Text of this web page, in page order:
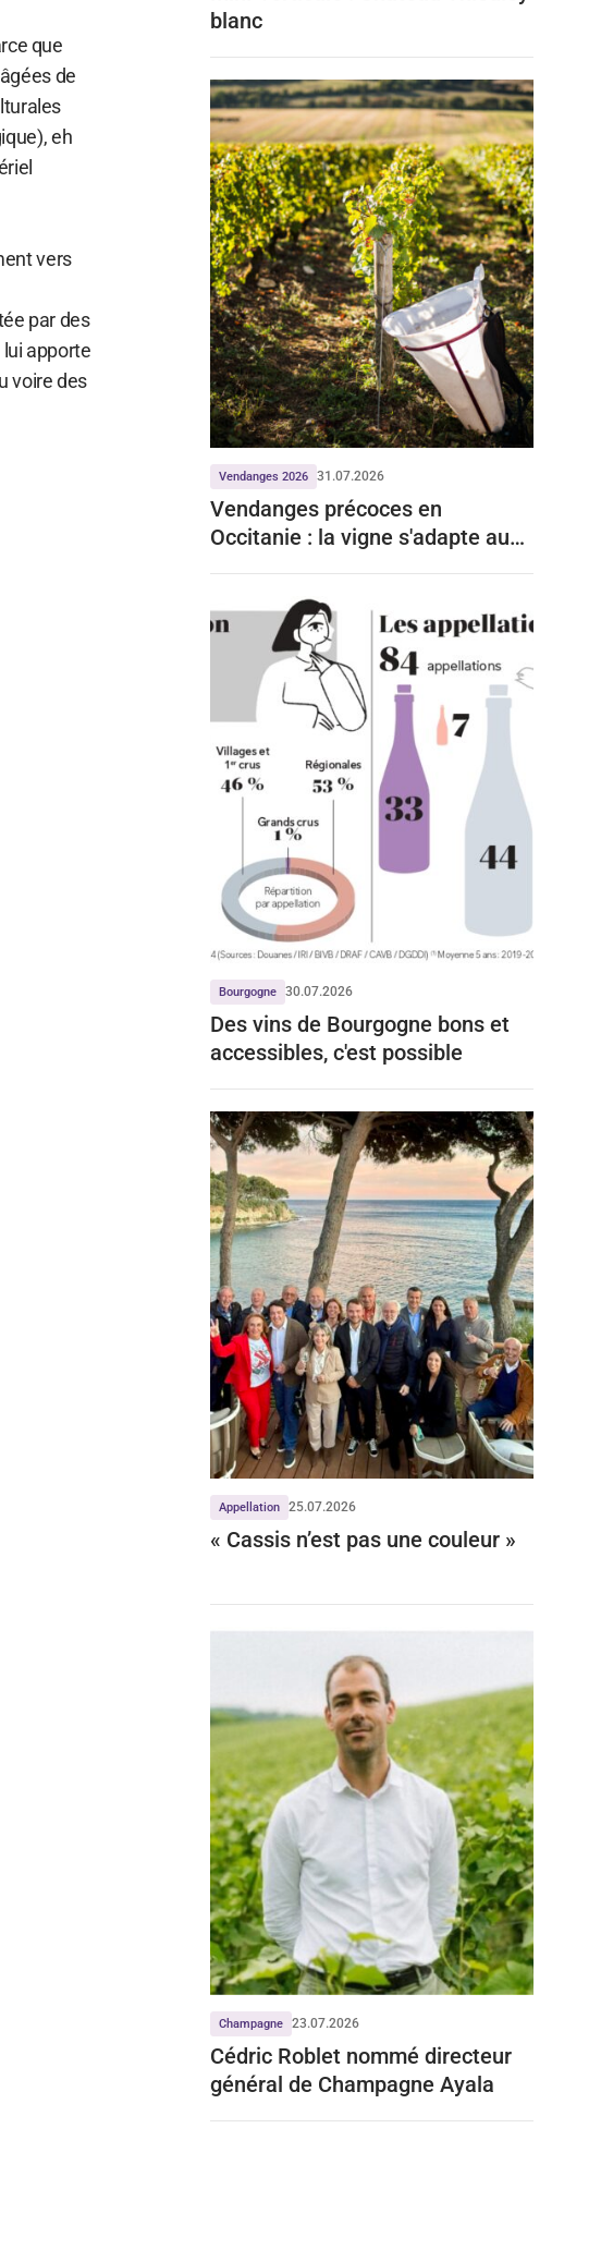
que
de
eh
vers
par des
apporte
voire des
blanc
Vendanges 2026 31.07.2026
Vendanges précoces en
Occitanie : la vigne s'adapte aux
Bourgogne 30.07.2026
Des vins de Bourgogne bons et
accessibles, c'est possible
Appellation 25.07.2026
« Cassis n’est pas une couleur »
Champagne 23.07.2026
Cédric Roblet nommé directeur
général de Champagne Ayala